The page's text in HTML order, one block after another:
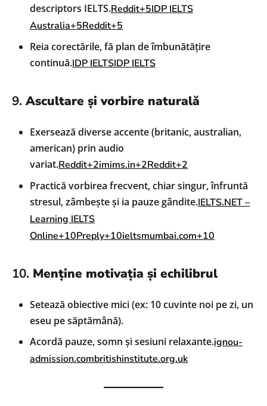
descriptors IELTS.Reddit+5IDP IELTS
Australia+5Reddit+5
Reia corectările, fă plan de îmbunătățire
continuă.IDP IELTSIDP IELTS
9.Ascultare și vorbire naturală
Exersează diverse accente (britanic, australian,
american) prin audio
variat.Reddit+2imims.in+2Reddit+2
Practică vorbirea frecvent, chiar singur, înfruntă
stresul, zâmbește și ia pauze gândite.IELTS.NET –
Learning IELTS
Online+10Preply+10ieltsmumbai.com+10
10. Menține motivația și echilibrul
Setează obiective mici (ex: 10 cuvinte noi pe zi, un
eseu pe săptămână).
Acordă pauze, somn și sesiuni relaxante.ignou-
admission.combritishinstitute.org.uk